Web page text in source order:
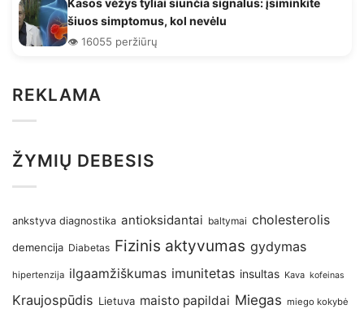
Kasos vėžys tyliai siunčia signalus: įsiminkite
šiuos simptomus, kol nevėlu
👁️ 16055 peržiūrų
REKLAMA
ŽYMIŲ DEBESIS
ankstyva diagnostika antioksidantai baltymai cholesterolis
demencija Diabetas Fizinis aktyvumas gydymas
hipertenzija ilgaamžiškumas imunitetas insultas Kava kofeinas
Kraujospūdis Lietuva maisto papildai Miegas miego kokybė